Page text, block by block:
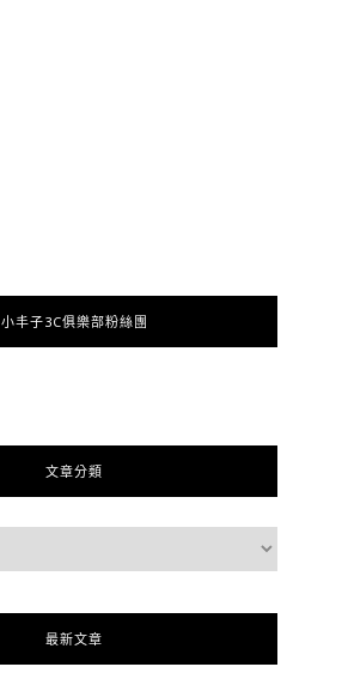
小丰子3C俱樂部粉絲團
文章分類
最新文章